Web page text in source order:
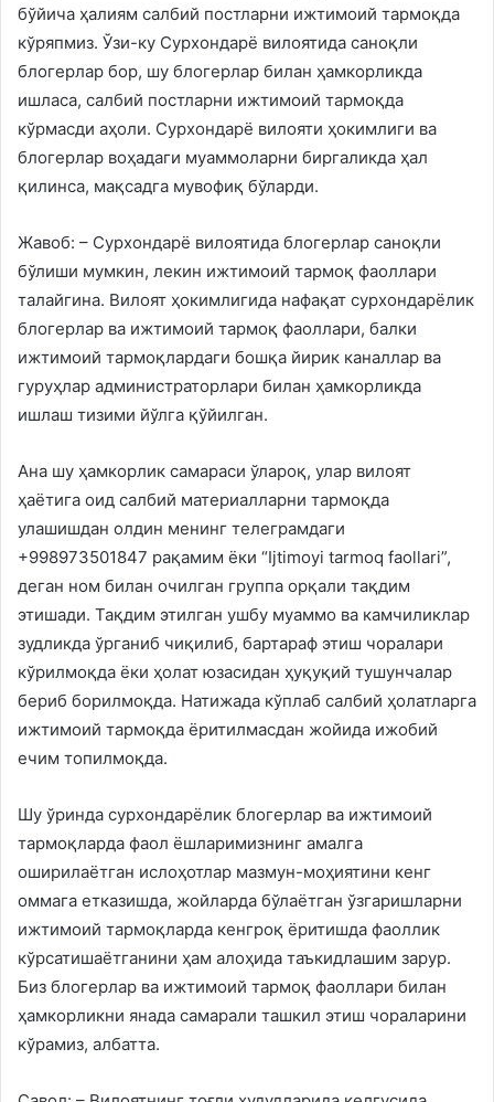
бўйича ҳалиям салбий постларни ижтимоий тармоқда
кўряпмиз. Ўзи-ку Сурхондарё вилоятида саноқли
блогерлар бор, шу блогерлар билан ҳамкорликда
ишласа, салбий постларни ижтимоий тармоқда
кўрмасди аҳоли. Сурхондарё вилояти ҳокимлиги ва
блогерлар воҳадаги муаммоларни биргаликда ҳал
қилинса, мақсадга мувофиқ бўларди.
Жавоб: – Сурхондарё вилоятида блогерлар саноқли
бўлиши мумкин, лекин ижтимоий тармоқ фаоллари
талайгина. Вилоят ҳокимлигида нафақат сурхондарёлик
блогерлар ва ижтимоий тармоқ фаоллари, балки
ижтимоий тармоқлардаги бошқа йирик каналлар ва
гуруҳлар администраторлари билан ҳамкорликда
ишлаш тизими йўлга қўйилган.
Ана шу ҳамкорлик самараси ўлароқ, улар вилоят
ҳаётига оид салбий материалларни тармоқда
улашишдан олдин менинг телеграмдаги
+998973501847 рақамим ёки “Ijtimoyi tarmoq faollari”,
деган ном билан очилган группа орқали тақдим
этишади. Тақдим этилган ушбу муаммо ва камчиликлар
зудликда ўрганиб чиқилиб, бартараф этиш чоралари
кўрилмоқда ёки ҳолат юзасидан ҳуқуқий тушунчалар
бериб борилмоқда. Натижада кўплаб салбий ҳолатларга
ижтимоий тармоқда ёритилмасдан жойида ижобий
ечим топилмоқда.
Шу ўринда сурхондарёлик блогерлар ва ижтимоий
тармоқларда фаол ёшларимизнинг амалга
оширилаётган ислоҳотлар мазмун-моҳиятини кенг
оммага етказишда, жойларда бўлаётган ўзгаришларни
ижтимоий тармоқларда кенгроқ ёритишда фаоллик
кўрсатишаётганини ҳам алоҳида таъкидлашим зарур.
Биз блогерлар ва ижтимоий тармоқ фаоллари билан
ҳамкорликни янада самарали ташкил этиш чораларини
кўрамиз, албатта.